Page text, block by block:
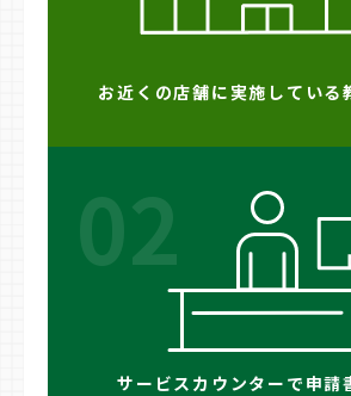
お近くの店舗に実施している
02
サービスカウンターで申請